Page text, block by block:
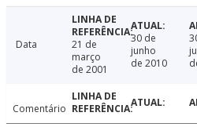
Data
21 de
março
de 2001
30 de
junho
de 2010
Comentário